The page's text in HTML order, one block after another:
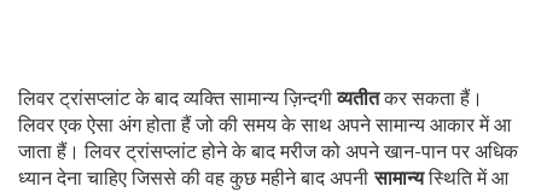
लिवर ट्रांसप्लांट के बाद व्यक्ति सामान्य ज़िन्दगीव्यतीतकर सकता हैं।
लिवर एक ऐसा अंग होता हैं जो की समय के साथ अपने सामान्य आकार में आ
जाता हैं। लिवर ट्रांसप्लांट होने के बाद मरीज को अपने खान-पान पर अधिक
ध्यान देना चाहिए जिससे की वह कुछ महीने बाद अपनी सामान्यस्थिति में आ